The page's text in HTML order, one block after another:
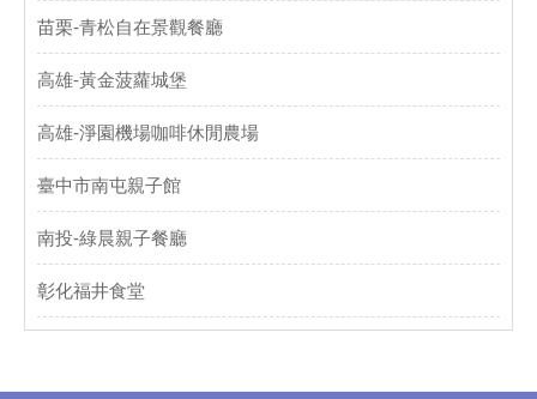
苗栗-青松自在景觀餐廳
高雄-黃金菠蘿城堡
高雄-淨園機場咖啡休閒農場
臺中市南屯親子館
南投-綠晨親子餐廳
彰化福井食堂